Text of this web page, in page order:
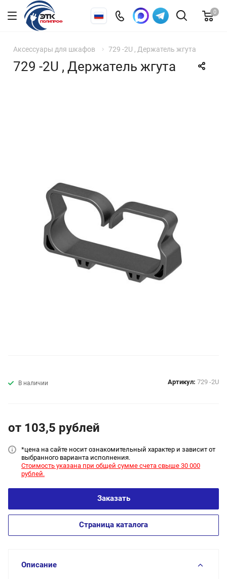
0
Аксессуары для шкафов 729 -2U , Держатель жгута
729 -2U , Держатель жгута
В наличии Артикул: 729 -2U
от 103,5 рублей
*цена на сайте носит ознакомительный характер и зависит от
выбранного варианта исполнения.
Стоимость указана при общей сумме счета свыше 30 000
рублей.
Заказать
Страница каталога
Описание